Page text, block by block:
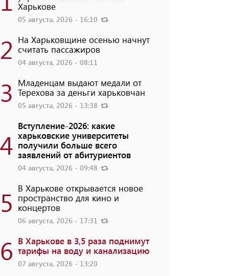
Харькове
05 августа, 2026 - 16:10
2 На Харьковщине осенью начнут
считать пассажиров
04 августа, 2026 - 08:11
3 Младенцам выдают медали от
Терехова за деньги харьковчан
05 августа, 2026 - 13:38
4
Вступление-2026: какие
харьковские университеты
получили больше всего
заявлений от абитуриентов
04 августа, 2026 - 09:48
5 В Харькове открывается новое
пространство для кино и
концертов
06 августа, 2026 - 17:31
6 В Харькове в 3,5 раза поднимут
тарифы на воду и канализацию
07 августа, 2026 - 13:20